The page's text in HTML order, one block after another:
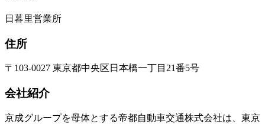
日暮里営業所
住所
〒103-0027 東京都中央区日本橋一丁目21番5号
会社紹介
京成グループを母体とする帝都自動車交通株式会社は、東京